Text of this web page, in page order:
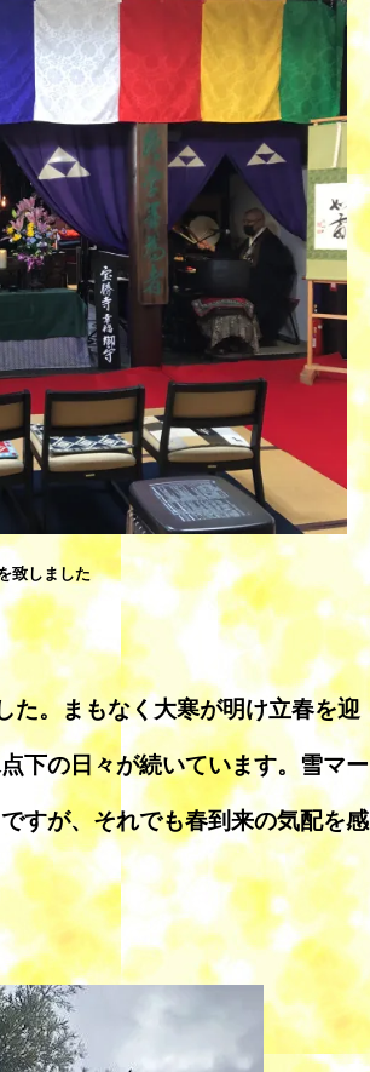
致しました
た。まもなく大寒が明け立春を迎
下の日々が続いています。雪マー
すが、それでも春到来の気配を感